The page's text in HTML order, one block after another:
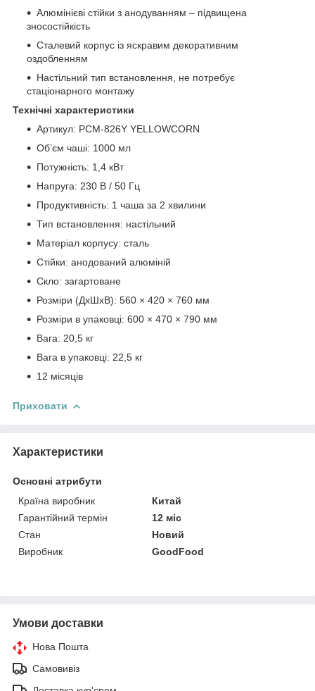
Алюмінієві стійки з анодуванням – підвищена
зносостійкість
Сталевий корпус із яскравим декоративним
оздобленням
Настільний тип встановлення, не потребує
стаціонарного монтажу
Технічні характеристики
Артикул: PCM-826Y YELLOWCORN
Об’єм чаші: 1000 мл
Потужність: 1,4 кВт
Напруга: 230 В / 50 Гц
Продуктивність: 1 чаша за 2 хвилини
Тип встановлення: настільний
Матеріал корпусу: сталь
Стійки: анодований алюміній
Скло: загартоване
Розміри (ДхШхВ): 560 × 420 × 760 мм
Розміри в упаковці: 600 × 470 × 790 мм
Вага: 20,5 кг
Вага в упаковці: 22,5 кг
12 місяців
Приховати
Характеристики
Основні атрибути
Країна виробник
Китай
Гарантійний термін
12 міс
Стан
Новий
Виробник
GoodFood
Умови доставки
Нова Пошта
Самовивіз